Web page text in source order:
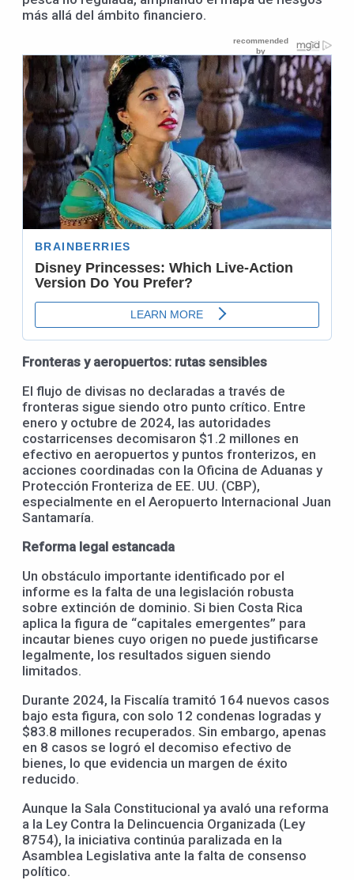
más allá del ámbito financiero.
Fronteras y aeropuertos: rutas sensibles
El flujo de divisas no declaradas a través de
fronteras sigue siendo otro punto crítico. Entre
enero y octubre de 2024, las autoridades
costarricenses decomisaron $1.2 millones en
efectivo en aeropuertos y puntos fronterizos, en
acciones coordinadas con la Oficina de Aduanas y
Protección Fronteriza de EE. UU. (CBP),
especialmente en el Aeropuerto Internacional Juan
Santamaría.
Reforma legal estancada
Un obstáculo importante identificado por el
informe es la falta de una legislación robusta
sobre extinción de dominio. Si bien Costa Rica
aplica la figura de “capitales emergentes” para
incautar bienes cuyo origen no puede justificarse
legalmente, los resultados siguen siendo
limitados.
Durante 2024, la Fiscalía tramitó 164 nuevos casos
bajo esta figura, con solo 12 condenas logradas y
$83.8 millones recuperados. Sin embargo, apenas
en 8 casos se logró el decomiso efectivo de
bienes, lo que evidencia un margen de éxito
reducido.
Aunque la Sala Constitucional ya avaló una reforma
a la Ley Contra la Delincuencia Organizada (Ley
8754), la iniciativa continúa paralizada en la
Asamblea Legislativa ante la falta de consenso
político.